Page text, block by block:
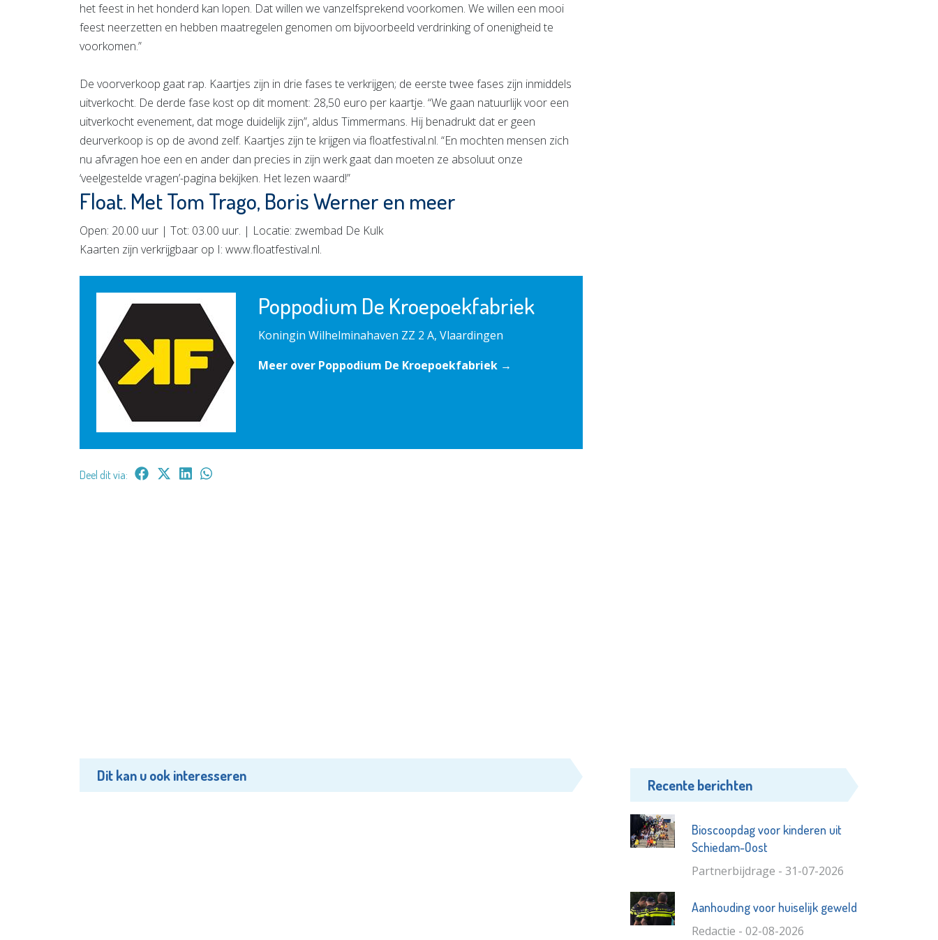
het feest in het honderd kan lopen. Dat willen we vanzelfsprekend voorkomen. We willen een mooi
feest neerzetten en hebben maatregelen genomen om bijvoorbeeld verdrinking of onenigheid te
voorkomen.”
De voorverkoop gaat rap. Kaartjes zijn in drie fases te verkrijgen; de eerste twee fases zijn inmiddels
uitverkocht. De derde fase kost op dit moment: 28,50 euro per kaartje. “We gaan natuurlijk voor een
uitverkocht evenement, dat moge duidelijk zijn”, aldus Timmermans. Hij benadrukt dat er geen
deurverkoop is op de avond zelf. Kaartjes zijn te krijgen via floatfestival.nl. “En mochten mensen zich
nu afvragen hoe een en ander dan precies in zijn werk gaat dan moeten ze absoluut onze
‘veelgestelde vragen’-pagina bekijken. Het lezen waard!”
Float. Met Tom Trago, Boris Werner en meer
Open: 20.00 uur | Tot: 03.00 uur. | Locatie: zwembad De Kulk
Kaarten zijn verkrijgbaar op I: www.floatfestival.nl.
Poppodium De Kroepoekfabriek
Koningin Wilhelminahaven ZZ 2 A, Vlaardingen
Meer over Poppodium De Kroepoekfabriek →
Deel dit via:
Dit kan u ook interesseren
Recente berichten
Bioscoopdag voor kinderen uit
Schiedam-Oost
Partnerbijdrage - 31-07-2026
Aanhouding voor huiselijk geweld
Redactie - 02-08-2026